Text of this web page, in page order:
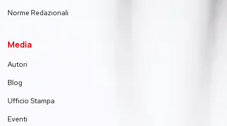
Norme Redazionali
Media
Autori
Blog
Ufficio Stampa
Eventi